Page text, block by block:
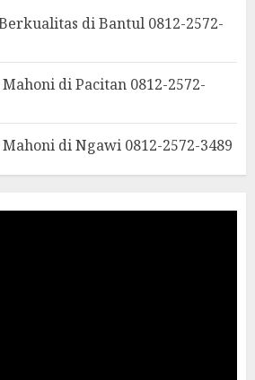
di Bantul 0812-2572-
di Pacitan 0812-2572-
di Ngawi 0812-2572-3489